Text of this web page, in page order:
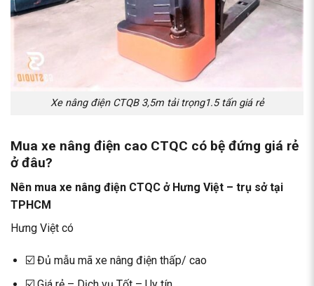
Xe nâng điện CTQB 3,5m tải trọng1.5 tấn giá rẻ
Mua xe nâng điện cao CTQC có bệ đứng giá rẻ
ở đâu?
Nên mua xe nâng điện CTQC ở Hưng Việt – trụ sở tại
TPHCM
Hưng Việt có
☑️ Đủ mẫu mã xe nâng điện thấp/ cao